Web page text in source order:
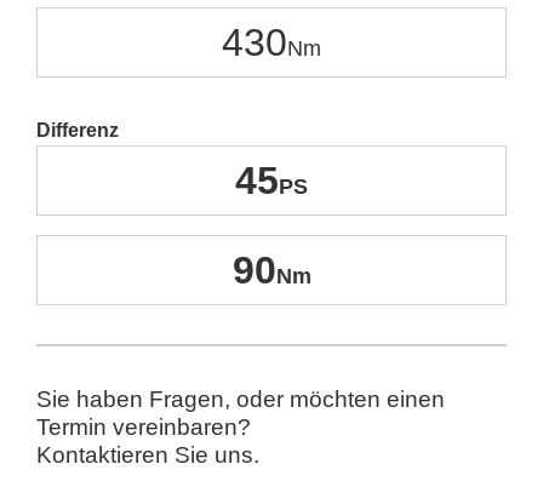
430
Differenz
45
90
Sie haben Fragen, oder möchten einen
Termin vereinbaren?
Kontaktieren Sie uns.